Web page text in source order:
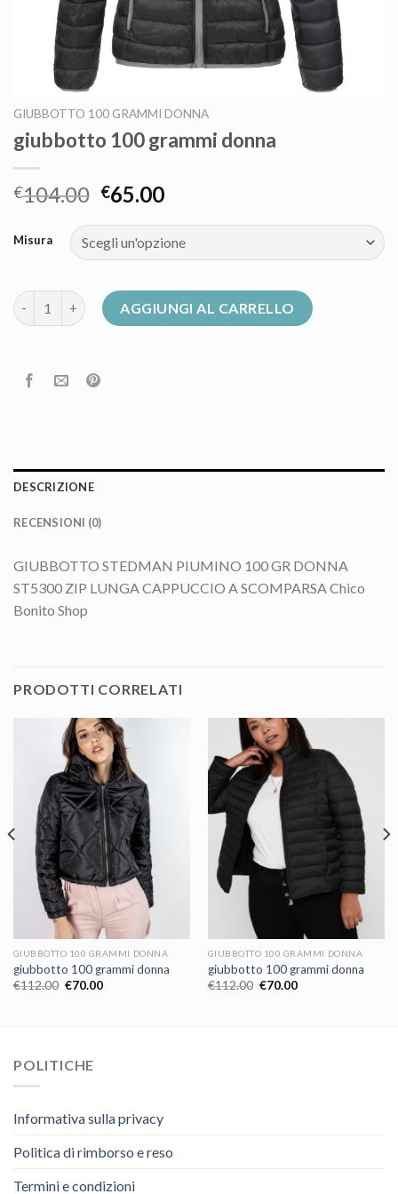
GIUBBOTTO 100 GRAMMI DONNA
giubbotto 100 grammi donna
€104.00 €65.00
Misura
giubbotto 100 grammi donna quantità
AGGIUNGI AL CARRELLO
DESCRIZIONE
RECENSIONI (0)
GIUBBOTTO STEDMAN PIUMINO 100 GR DONNA
ST5300 ZIP LUNGA CAPPUCCIO A SCOMPARSA Chico
Bonito Shop
PRODOTTI CORRELATI
GIUBBOTTO 100 GRAMMI DONNA
giubbotto 100 grammi donna
€112.00 €70.00
GIUBBOTTO 100 GRAMMI DONNA
giubbotto 100 grammi donna
€112.00 €70.00
POLITICHE
Informativa sulla privacy
Politica di rimborso e reso
Termini e condizioni